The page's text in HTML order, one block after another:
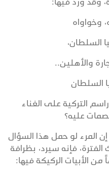
وخواواه
السلطان،
والأهلين..
السلطان
التركية على الغناء
عليه؟
المرء لو حمل هذا السؤال
فإنه سيرد، بظرافة
الأبيات الركيكة فيها: